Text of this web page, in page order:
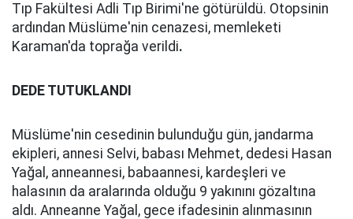
Tıp Fakültesi Adli Tıp Birimi'ne götürüldü. Otopsinin
ardından Müslüme'nin cenazesi, memleketi
Karaman'da toprağa verildi.
DEDE TUTUKLANDI
Müslüme'nin cesedinin bulunduğu gün, jandarma
ekipleri, annesi Selvi, babası Mehmet, dedesi Hasan
Yağal, anneannesi, babaannesi, kardeşleri ve
halasının da aralarında olduğu 9 yakınını gözaltına
aldı. Anneanne Yağal, gece ifadesinin alınmasının